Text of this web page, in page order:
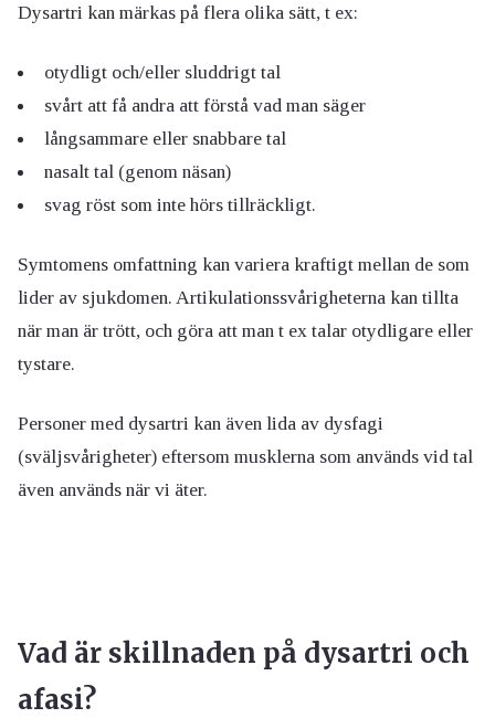
Dysartri kan märkas på flera olika sätt, t ex:
otydligt och/eller sluddrigt tal
svårt att få andra att förstå vad man säger
långsammare eller snabbare tal
nasalt tal (genom näsan)
svag röst som inte hörs tillräckligt.
Symtomens omfattning kan variera kraftigt mellan de som
lider av sjukdomen. Artikulationssvårigheterna kan tillta
när man är trött, och göra att man t ex talar otydligare eller
tystare.
Personer med dysartri kan även lida av dysfagi
(sväljsvårigheter) eftersom musklerna som används vid tal
även används när vi äter.
Vad är skillnaden på dysartri och
afasi?